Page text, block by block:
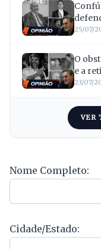
até
25/07/
O
e a
a
23/07/
VER
Nome Completo:
Cidade/Estado: